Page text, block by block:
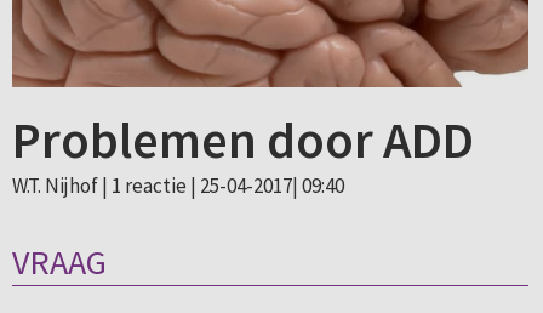
Problemen door ADD
W.T. Nijhof | 1 reactie | 25-04-2017| 09:40
VRAAG